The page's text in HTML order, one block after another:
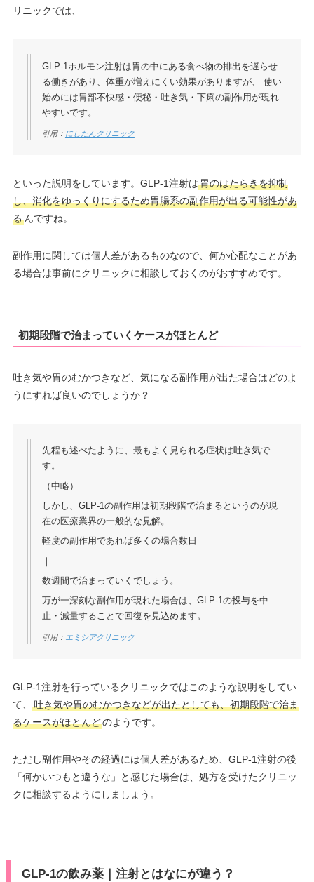
リニックでは、
GLP-1ホルモン注射は胃の中にある食べ物の排出を遅らせ
る働きがあり、体重が増えにくい効果がありますが、 使い
始めには胃部不快感・便秘・吐き気・下痢の副作用が現れ
やすいです。
引用： にしたんクリニック
といった説明をしています。GLP-1注射は胃のはたらきを抑制
し、消化をゆっくりにするため胃腸系の副作用が出る可能性があ
るんですね。
副作用に関しては個人差があるものなので、何か心配なことがあ
る場合は事前にクリニックに相談しておくのがおすすめです。
初期段階で治まっていくケースがほとんど
吐き気や胃のむかつきなど、気になる副作用が出た場合はどのよ
うにすれば良いのでしょうか？
先程も述べたように、最もよく見られる症状は吐き気で
す。
（中略）
しかし、GLP-1の副作用は初期段階で治まるというのが現
在の医療業界の一般的な見解。
軽度の副作用であれば多くの場合数日
｜
数週間で治まっていくでしょう。
万が一深刻な副作用が現れた場合は、GLP-1の投与を中
止・減量することで回復を見込めます。
引用： エミシアクリニック
GLP-1注射を行っているクリニックではこのような説明をしてい
て、
吐き気や胃のむかつきなどが出たとしても、初期段階で治ま
るケースがほとんどのようです。
ただし副作用やその経過には個人差があるため、GLP-1注射の後
「何かいつもと違うな」と感じた場合は、処方を受けたクリニッ
クに相談するようにしましょう。
GLP-1の飲み薬｜注射とはなにが違う？